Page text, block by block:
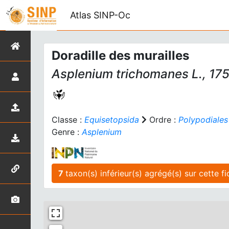
Atlas SINP-Oc
Doradille des murailles
Asplenium trichomanes L.,
Classe : Equisetopsida Ordre : Polypodiales
Genre :Asplenium
7 taxon(s)